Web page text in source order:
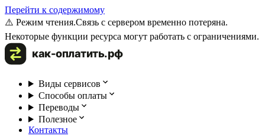
Перейти к содержимому
⚠️ Режим чтения.Связь с сервером временно потеряна.
Некоторые функции ресурса могут работать с ограничениями.
Виды сервисов
Способы оплаты
Переводы
Полезное
Контакты